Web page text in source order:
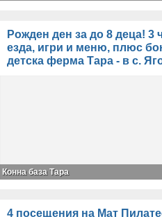
Рожден ден за до 8 деца! 3
езда, игри и меню, плюс
детска ферма Тара - в с.
Конна база Тара
4 посещения на Мат